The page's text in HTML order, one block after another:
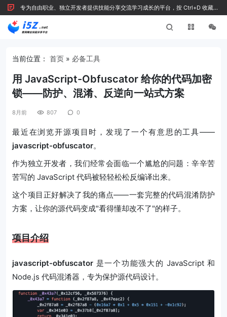
专为自由职业、独立开发者提供技能分享交流学习成长的平台，按 Ctrl+D 收藏我
们
当前位置： 首页 » 必备工具
用 JavaScript-Obfuscator 给你的代码加密
锁——防护、混淆、反逆向一站式方案
8月前 807 0
最近在浏览开源项目时，发现了一个有意思的工具——
javascript-obfuscator。
作为独立开发者，我们经常会面临一个尴尬的问题：辛辛苦
苦写的 JavaScript 代码被轻轻松松反编译出来。
这个项目正好解决了我的痛点——一套完整的代码混淆防护
方案，让你的源代码变成"看得懂却改不了"的样子。
项目介绍
javascript-obfuscator 是一个功能强大的 JavaScript 和
Node.js 代码混淆器，专为保护源代码设计。